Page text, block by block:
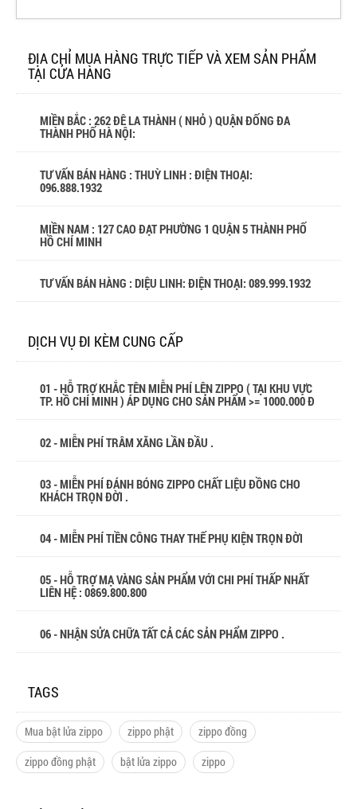
ĐỊA CHỈ MUA HÀNG TRỰC TIẾP VÀ XEM SẢN PHẨM
TẠI CỬA HÀNG
MIỀN BẮC : 262 ĐÊ LA THÀNH ( NHỎ ) QUẬN ĐỐNG ĐA
THÀNH PHỐ HÀ NỘI:
TƯ VẤN BÁN HÀNG : THUỲ LINH : ĐIỆN THOẠI:
096.888.1932
MIỀN NAM : 127 CAO ĐẠT PHƯỜNG 1 QUẬN 5 THÀNH PHỐ
HỒ CHÍ MINH
TƯ VẤN BÁN HÀNG : DIỆU LINH: ĐIỆN THOẠI: 089.999.1932
DỊCH VỤ ĐI KÈM CUNG CẤP
01 - HỖ TRỢ KHẮC TÊN MIỄN PHÍ LÊN ZIPPO ( TẠI KHU VỰC
TP. HỒ CHÍ MINH ) ÁP DỤNG CHO SẢN PHẨM >= 1000.000 Đ
02 - MIỄN PHÍ TRÂM XĂNG LẦN ĐẦU .
03 - MIỄN PHÍ ĐÁNH BÓNG ZIPPO CHẤT LIỆU ĐỒNG CHO
KHÁCH TRỌN ĐỜI .
04 - MIỄN PHÍ TIỀN CÔNG THAY THẾ PHỤ KIỆN TRỌN ĐỜI
05 - HỖ TRỢ MẠ VÀNG SẢN PHẨM VỚI CHI PHÍ THẤP NHẤT
LIÊN HỆ : 0869.800.800
06 - NHẬN SỬA CHỮA TẤT CẢ CÁC SẢN PHẨM ZIPPO .
TAGS
Mua bật lửa zippo zippo phật
zippo đồng
zippo đồng phật
bật lửa zippo zippo